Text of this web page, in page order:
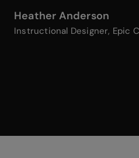
Heather Anderson
Instructional Designer, Epic